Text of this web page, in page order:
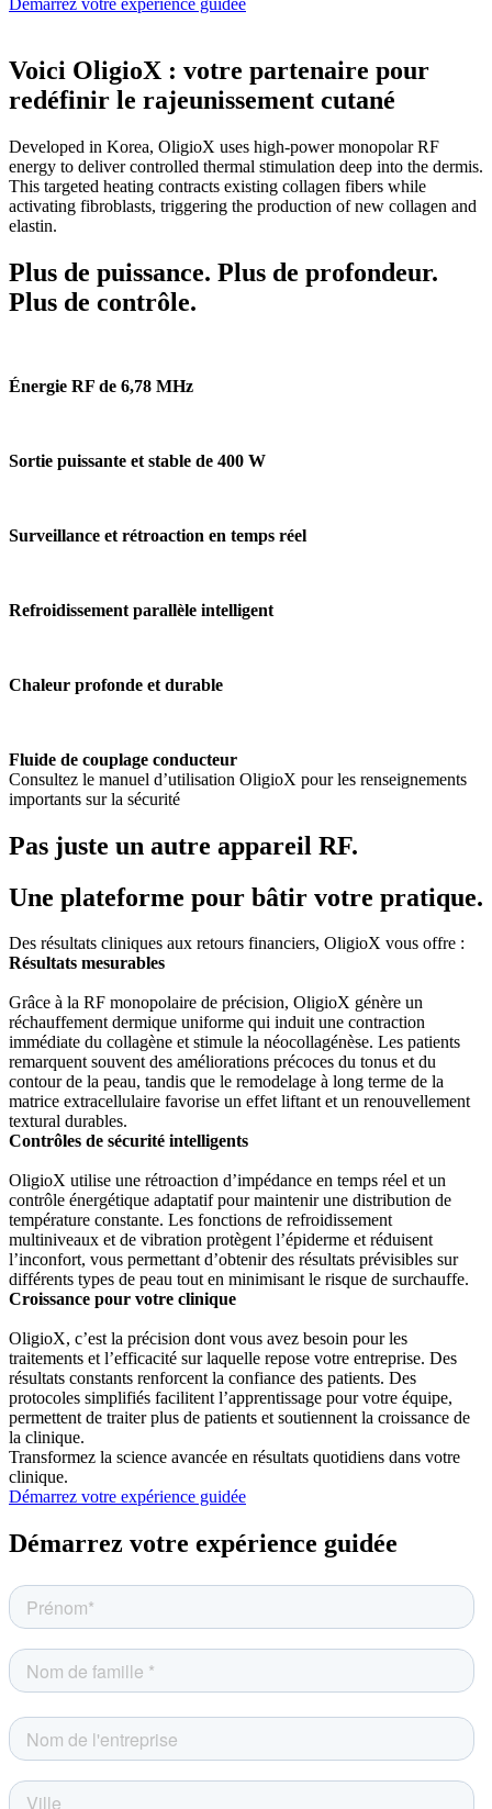
Démarrez votre expérience guidée
Voici OligioX : votre partenaire pour
redéfinir le rajeunissement cutané
Developed in Korea, OligioX uses high-power monopolar RF
energy to deliver controlled thermal stimulation deep into the dermis.
This targeted heating contracts existing collagen fibers while
activating fibroblasts, triggering the production of new collagen and
elastin.
Plus de puissance. Plus de profondeur.
Plus de contrôle.
Énergie RF de 6,78 MHz
Sortie puissante et stable de 400 W
Surveillance et rétroaction en temps réel
Refroidissement parallèle intelligent
Chaleur profonde et durable
Fluide de couplage conducteur
Consultez le manuel d’utilisation OligioX pour les renseignements
importants sur la sécurité
Pas juste un autre appareil RF.
Une plateforme pour bâtir votre pratique.
Des résultats cliniques aux retours financiers, OligioX vous offre :
Résultats mesurables
Grâce à la RF monopolaire de précision, OligioX génère un
réchauffement dermique uniforme qui induit une contraction
immédiate du collagène et stimule la néocollagénèse. Les patients
remarquent souvent des améliorations précoces du tonus et du
contour de la peau, tandis que le remodelage à long terme de la
matrice extracellulaire favorise un effet liftant et un renouvellement
textural durables.
Contrôles de sécurité intelligents
OligioX utilise une rétroaction d’impédance en temps réel et un
contrôle énergétique adaptatif pour maintenir une distribution de
température constante. Les fonctions de refroidissement
multiniveaux et de vibration protègent l’épiderme et réduisent
l’inconfort, vous permettant d’obtenir des résultats prévisibles sur
différents types de peau tout en minimisant le risque de surchauffe.
Croissance pour votre clinique
OligioX, c’est la précision dont vous avez besoin pour les
traitements et l’efficacité sur laquelle repose votre entreprise. Des
résultats constants renforcent la confiance des patients. Des
protocoles simplifiés facilitent l’apprentissage pour votre équipe,
permettent de traiter plus de patients et soutiennent la croissance de
la clinique.
Transformez la science avancée en résultats quotidiens dans votre
clinique.
Démarrez votre expérience guidée
Démarrez votre expérience guidée